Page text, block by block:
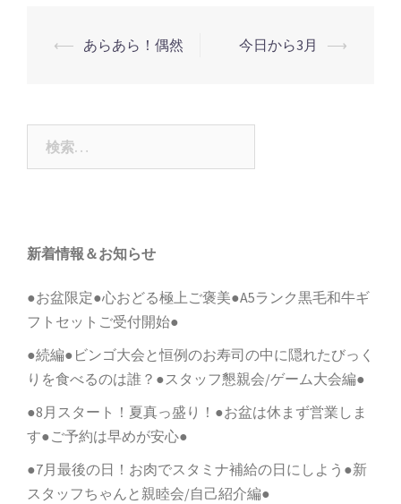
投
ビ
ゲ
ン
⟵ あらあら！偶然 今日から3月 ⟶
新着情報＆お知らせ
●お盆限定●心おどる極上ご褒美●A5ランク黒毛和牛ギ
フトセットご受付開始●
●続編●ビンゴ大会と恒例のお寿司の中に隠れたびっく
りを食べるのは誰？●スタッフ懇親会/ゲーム大会編●
●8月スタート！夏真っ盛り！●お盆は休まず営業しま
す●ご予約は早めが安心●
●7月最後の日！お肉でスタミナ補給の日にしよう●新
スタッフちゃんと親睦会/自己紹介編●